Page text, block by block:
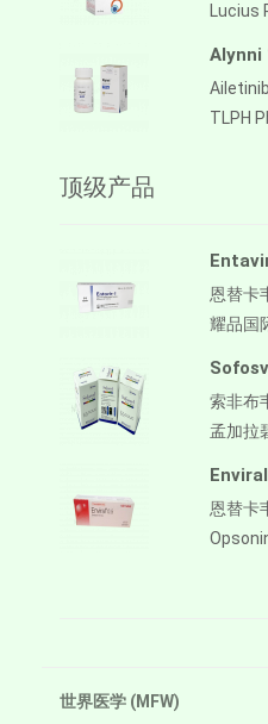
Lucius
Alynni
TLPH
顶级产品
恩替卡
耀品国
索非布
孟加拉
恩替卡
世界医学 (MFW)